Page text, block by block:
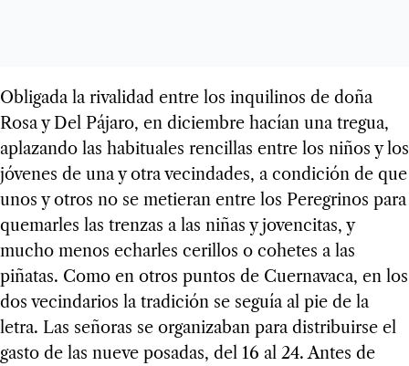
Obligada la rivalidad entre los inquilinos de doña
Rosa y Del Pájaro, en diciembre hacían una tregua,
aplazando las habituales rencillas entre los niños y los
jóvenes de una y otra vecindades, a condición de que
unos y otros no se metieran entre los Peregrinos para
quemarles las trenzas a las niñas y jovencitas, y
mucho menos echarles cerillos o cohetes a las
piñatas. Como en otros puntos de Cuernavaca, en los
dos vecindarios la tradición se seguía al pie de la
letra. Las señoras se organizaban para distribuirse el
gasto de las nueve posadas, del 16 al 24. Antes de